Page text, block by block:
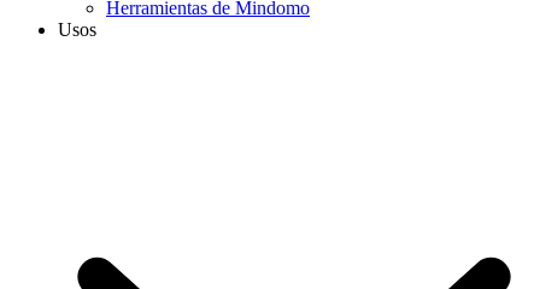
Herramientas de Mindomo
Usos